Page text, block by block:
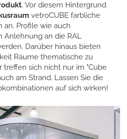
. Vor diesem Hintergrund
vetroCUBE farbliche
Profile wie auch
Anlehnung an die RAL
Darüber hinaus bieten
Räume thematische zu
treffen sich nicht nur im "Cube
am Strand. Lassen Sie die
auf sich wirken!